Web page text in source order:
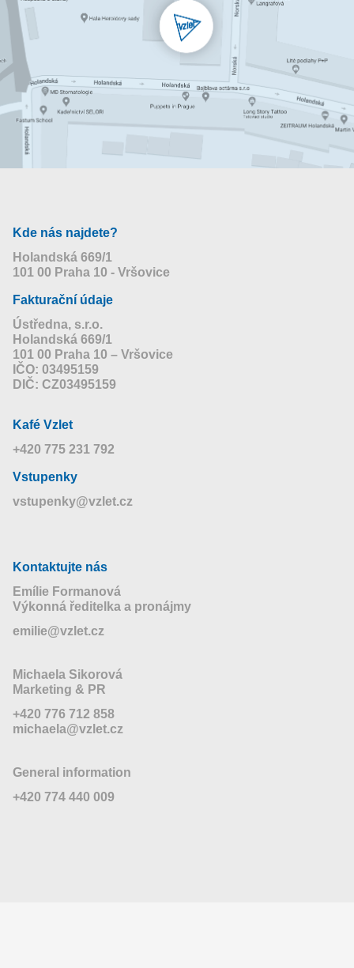
Kde nás najdete?
Holandská 669/1
101 00 Praha 10 - Vršovice
Fakturační údaje
Ústředna, s.r.o.
Holandská 669/1
101 00 Praha 10 – Vršovice
IČO: 03495159
DIČ: CZ03495159
Kafé Vzlet
+420 775 231 792
Vstupenky
vstupenky@vzlet.cz
Kontaktujte nás
Emílie Formanová
Výkonná ředitelka a pronájmy
emilie@vzlet.cz
Michaela Sikorová
Marketing & PR
+420 776 712 858
michaela@vzlet.cz
General information
+420 774 440 009